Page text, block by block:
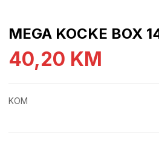
MEGA KOCKE BOX
40,20 KM
KOM